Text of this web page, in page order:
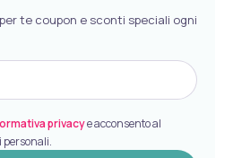
te coupon e sconti speciali ogni
privacye acconsento al
personali.